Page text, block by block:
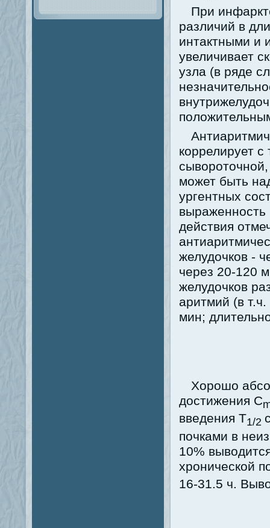
При
различий в
интактными и
увеличивает
узла (в ряде
коррелирует
может быть
ургентных
действия
желудочков -
через 20-120
желудочков
аритмий (в
мин;
Хорошо
достижения C
введения T1/2
почками в
10%
хронической
16-31.5 ч.